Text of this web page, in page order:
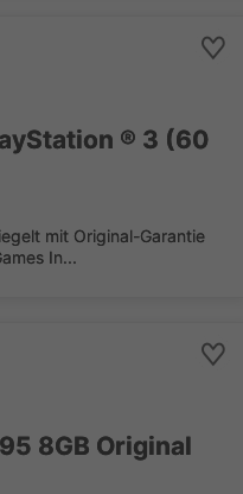
® 3 (60
mit Original-Garantie
In...
8GB Original